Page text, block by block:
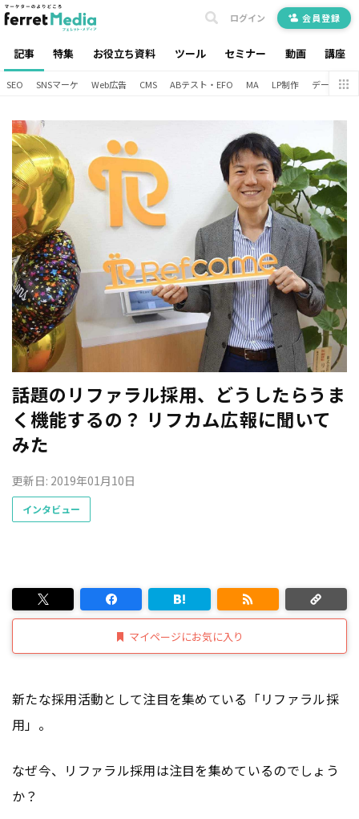
記事 特集 お役立ち資料 ツール セミナー 動画 講座
ログイン 会員登録
SEO SNSマーケ Web広告 CMS ABテスト・EFO MA LP制作 データ分析
話題のリファラル採用、どうしたらうま
く機能するの？ リフカム広報に聞いて
みた
更新日: 2019年01月10日
インタビュー
マイページにお気に入り
新たな採用活動として注目を集めている「リファラル採
用」。
なぜ今、リファラル採用は注目を集めているのでしょう
か？